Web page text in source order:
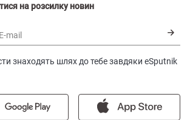
на розсилку новин
mail
знаходять шлях до тебе завдяки eSputnik